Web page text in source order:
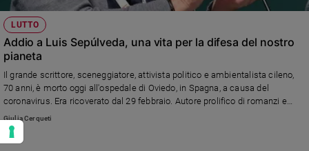
LUTTO
Addio a Luis Sepúlveda, una vita per la difesa del nostro
pianeta
Il grande scrittore, sceneggiatore, attivista politico e ambientalista cileno,
70 anni, è morto oggi all'ospedale di Oviedo, in Spagna, a causa del
coronavirus. Era ricoverato dal 29 febbraio. Autore prolifico di romanzi e
racconti, aveva scritto una fortunata serie di favole con gli animali come
protagonisti. Pubblichiamo l'ultima intervista che aveva rilasciato a
"Famiglia Cristiana" nel 2018 dal titolo "Salviamo la natura dall'avidità
Giulia Cerqueti